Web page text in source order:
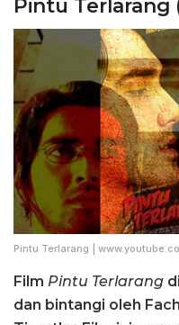
Pintu Terlarang
Pintu Terlarang |
Film Pintu Terlarang
dan bintangi oleh